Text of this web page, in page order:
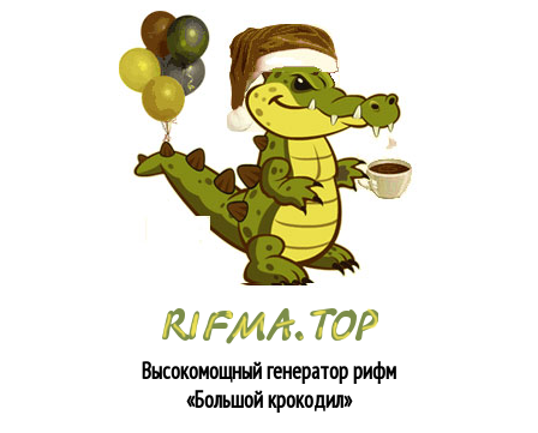
Высокомощный генератор рифм
«Большой крокодил»